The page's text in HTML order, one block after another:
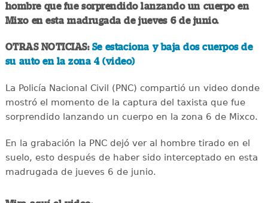
hombre que fue sorprendido lanzando un cuerpo en
Mixo en esta madrugada de jueves 6 de junio.
OTRAS NOTICIAS: Se estaciona y baja dos cuerpos de
su auto en la zona 4 (video)
La Policía Nacional Civil (PNC) compartió un video donde
mostró el momento de la captura del taxista que fue
sorprendido lanzando un cuerpo en la zona 6 de Mixco.
En la grabación la PNC dejó ver al hombre tirado en el
suelo, esto después de haber sido interceptado en esta
madrugada de jueves 6 de junio.